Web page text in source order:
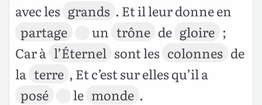
avec les grands . Et il leur donne en
partage
un trône de gloire ;
Car à l’Éternel sont les colonnes de
la terre , Et c’est sur elles qu’il a
posé
le monde .